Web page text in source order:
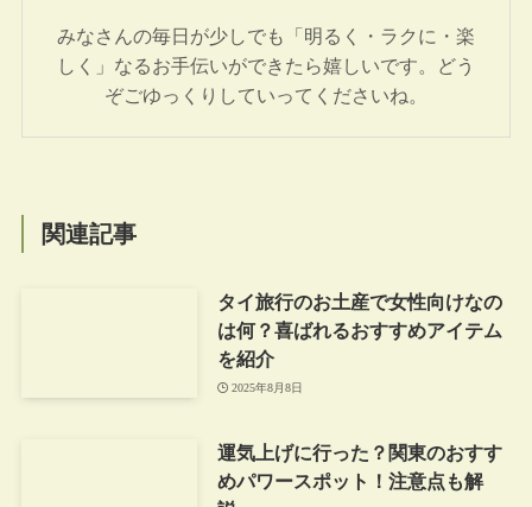
みなさんの毎日が少しでも「明るく・ラクに・楽
しく」なるお手伝いができたら嬉しいです。どう
ぞごゆっくりしていってくださいね。
関連記事
タイ旅行のお土産で女性向けなの
は何？喜ばれるおすすめアイテム
を紹介
2025年8月8日
運気上げに行った？関東のおすす
めパワースポット！注意点も解